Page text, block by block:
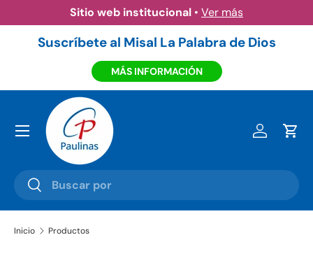
Ir al contenido
Amazon eBooks•Ver más
Suscríbete al Misal La Palabra de Dios
MÁS INFORMACIÓN
Buscar
Buscar
Iniciar
Menú
Inicio Productos